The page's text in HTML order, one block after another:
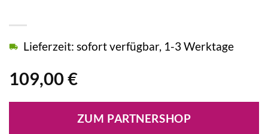
109,00 €
Lieferzeit: sofort verfügbar, 1-3 Werktage
ZUM PARTNERSHOP